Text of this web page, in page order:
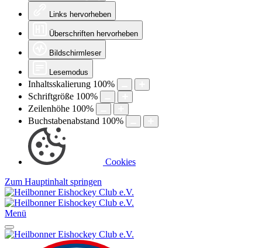
Links hervorheben
Überschriften hervorheben
Bildschirmleser
Lesemodus
Inhaltsskalierung 100%
Schriftgröße 100%
Zeilenhöhe 100%
Buchstabenabstand 100%
Cookies
Zum Hauptinhalt springen
Menü